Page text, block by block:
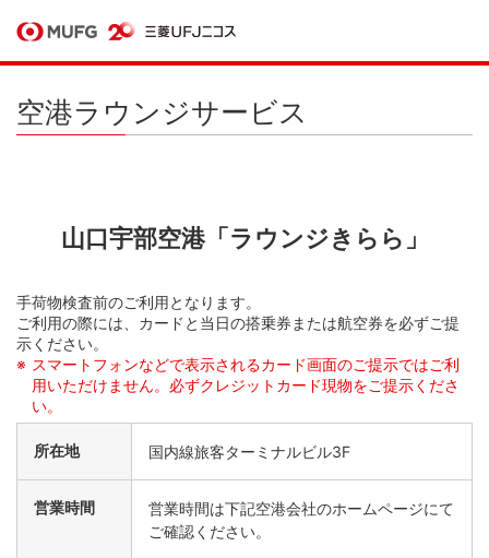
空港ラウンジサービス
山口宇部空港「ラウンジきらら」
手荷物検査前のご利用となります。
ご利用の際には、カードと当日の搭乗券または航空券を必ずご提
示ください。
スマートフォンなどで表示されるカード画面のご提示ではご利
用いただけません。必ずクレジットカード現物をご提示くださ
い。
所在地 国内線旅客ターミナルビル3F
営業時間
営業時間は下記空港会社のホームページにて
ご確認ください。